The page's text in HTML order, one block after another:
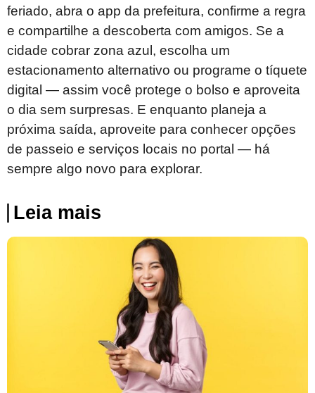
feriado, abra o app da prefeitura, confirme a regra
e compartilhe a descoberta com amigos. Se a
cidade cobrar zona azul, escolha um
estacionamento alternativo ou programe o tíquete
digital — assim você protege o bolso e aproveita
o dia sem surpresas. E enquanto planeja a
próxima saída, aproveite para conhecer opções
de passeio e serviços locais no portal — há
sempre algo novo para explorar.
Leia mais